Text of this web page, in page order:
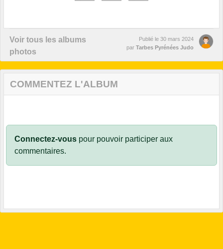
Voir tous les albums
photos
Publié le 30 mars 2024
par Tarbes Pyrénées Judo
COMMENTEZ L'ALBUM
Connectez-vous pour pouvoir participer aux
commentaires.